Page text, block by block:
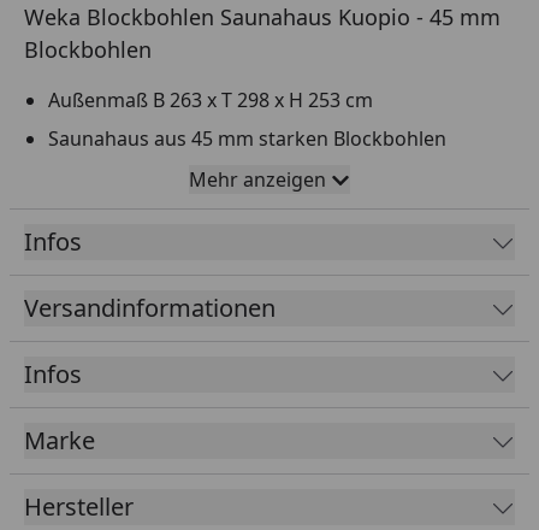
Weka Blockbohlen Saunahaus Kuopio - 45 mm
Blockbohlen
Außenmaß B 263 x T 298 x H 253 cm
Saunahaus aus 45 mm starken Blockbohlen
Ausführung: Naturbelassen oder Anthrazit/Weiß
19 mm starkes Massivholzdach
19 mm starker Massivholzboden
Speziell isolierte, hochwertige Rahmentür mit
innenliegendem Sicherheits-Rollverschluss,
hochwertigem Türgriff (außen Edelstahl, innen
Holz) und Lichtausschnitten aus 14 mm starkem
Isolierglas sowie Dampfsperre
Extra hohe Tür: Durchgangsmaß: 71,5 x 181,5 cm,
Innenhöhe: 203 cm
Zusätzliche, speziell isolierte Zwischendecke
Mehr anzeigen
Infos
Versandinformationen
Infos
Marke
Hersteller